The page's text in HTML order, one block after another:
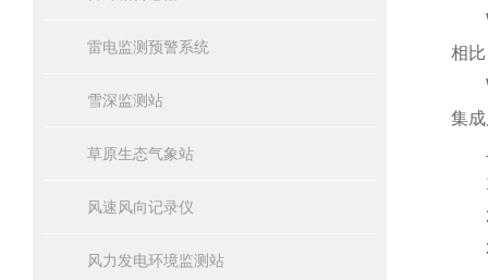
雷电监测预警系统
雪深监测站
草原生态气象站
风速风向记录仪
风力发电环境监测站
相
集
1.
2.
3.